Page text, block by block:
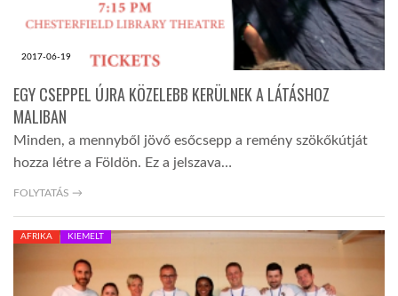
A VILÁG ITTHON
GLOBOTV BP
2017-06-19
EGY CSEPPEL ÚJRA KÖZELEBB KERÜLNEK A LÁTÁSHOZ
MALIBAN
Minden, a mennyből jövő esőcsepp a remény szökőkútját
hozza létre a Földön. Ez a jelszava…
FOLYTATÁS →
AFRIKA KIEMELT